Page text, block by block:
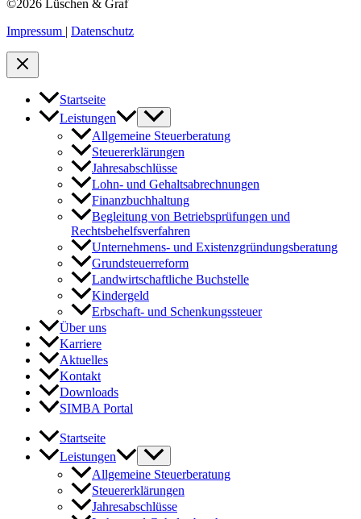
©2026 Lüschen & Graf
Impressum | Datenschutz
Startseite
Leistungen
Allgemeine Steuerberatung
Steuererklärungen
Jahresabschlüsse
Lohn- und Gehaltsabrechnungen
Finanzbuchhaltung
Begleitung von Betriebsprüfungen und
Rechtsbehelfsverfahren
Unternehmens- und Existenzgründungsberatung
Grundsteuerreform
Landwirtschaftliche Buchstelle
Kindergeld
Erbschaft- und Schenkungssteuer
Über uns
Karriere
Aktuelles
Kontakt
Downloads
SIMBA Portal
Startseite
Leistungen
Allgemeine Steuerberatung
Steuererklärungen
Jahresabschlüsse